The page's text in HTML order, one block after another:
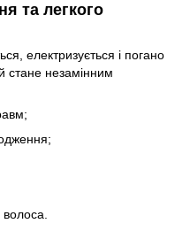
та легкого
електризується і погано
стане незамінним
волоса.